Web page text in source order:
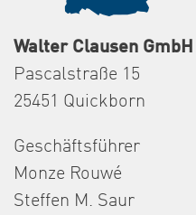
Walter Clausen GmbH
Pascalstraße 15
25451 Quickborn
Geschäftsführer
Monze Rouwé
Steffen M. Saur